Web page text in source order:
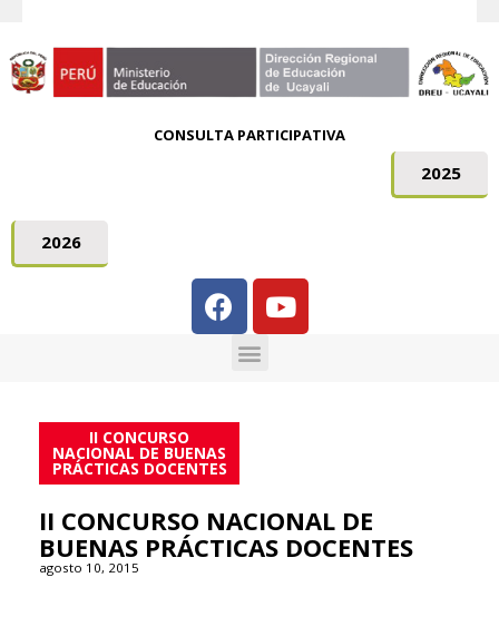
CONSULTA PARTICIPATIVA
2025
2026
II CONCURSO
NACIONAL DE BUENAS
PRÁCTICAS DOCENTES
II CONCURSO NACIONAL DE
BUENAS PRÁCTICAS DOCENTES
agosto 10, 2015